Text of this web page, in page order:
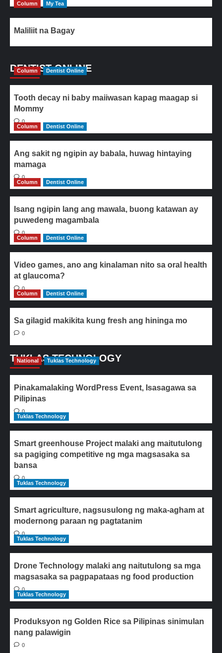
Column My Tea
Maliliit na Bagay
DENTIST ONLINE
Column Dentist Online
Tooth decay ni baby maiiwasan kapag maagap si
Mommy
0
Column
Dentist Online
Ang sakit ng ngipin ay babala, huwag hintaying
mamaga
0
Column
Dentist Online
Isang ngipin lang ang mawala, buong katawan ay
puwedeng magambala
0
Column
Dentist Online
Video games, ano ang kinalaman nito sa oral health
at glaucoma?
0
Column
Dentist Online
Sa gilagid makikita kung fresh ang hininga mo
0
TUKLAS TECHNOLOGY
National Tuklas Technology
Pinakamalaking WordPress Event, Isasagawa sa
Pilipinas
0
Tuklas Technology
Smart greenhouse Project malaki ang maitutulong
sa pagiging competitive ng mga magsasaka sa
bansa
0
Tuklas Technology
Smart agriculture, nagsusulong ng maka-agham at
modernong paraan ng pagtatanim
0
Tuklas Technology
Drone Technology malaki ang naitutulong sa mga
magsasaka sa pagpapataas ng food production
0
Tuklas Technology
Produksyon ng Golden Rice sa Pilipinas sinimulan
nang palawigin
0